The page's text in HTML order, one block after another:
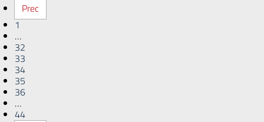
Prec
1
…
32
33
34
35
36
…
44